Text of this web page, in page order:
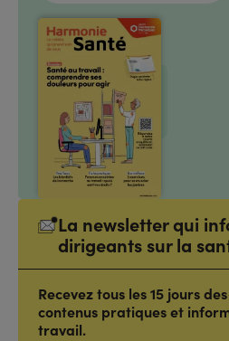
La newsletter qui
dirigeants sur la
Recevez tous les 15 jours
contenus pratiques et
travail.